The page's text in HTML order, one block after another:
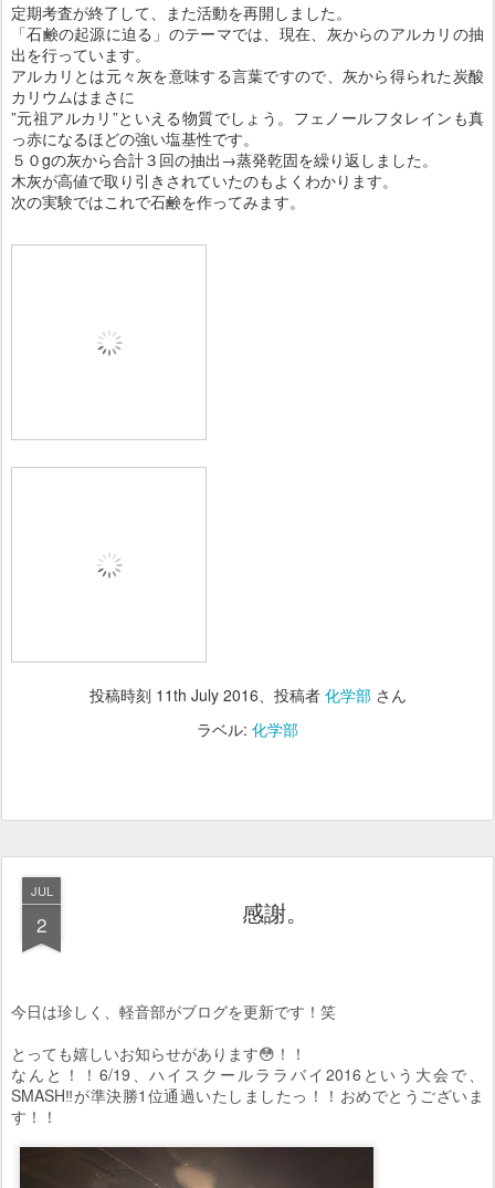
定期考査が終了して、また活動を再開しました。
「石鹸の起源に迫る」のテーマでは、現在、灰からのアルカリの抽
出を行っています。
アルカリとは元々灰を意味する言葉ですので、灰から得られた炭酸
カリウムはまさに
”元祖アルカリ”といえる物質でしょう。フェノールフタレインも真
っ赤になるほどの強い塩基性です。
５０gの灰から合計３回の抽出→蒸発乾固を繰り返しました。
木灰が高値で取り引きされていたのもよくわかります。
次の実験ではこれで石鹸を作ってみます。
投稿時刻 11th July 2016、投稿者 化学部さん
ラベル: 化学部
JUL
2 感謝。
今日は珍しく、軽音部がブログを更新です！笑
とっても嬉しいお知らせがあります😳！！
なんと！！6/19、ハイスクールララバイ2016という大会で、
SMASH‼︎が準決勝1位通過いたしましたっ！！おめでとうございま
す！！